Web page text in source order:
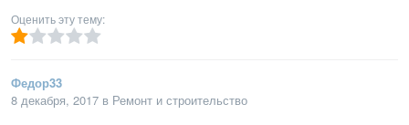
Оценить эту тему:
Федор33
8 декабря, 2017 в Ремонт и строительство